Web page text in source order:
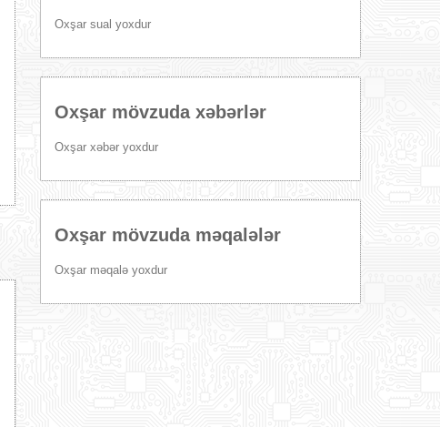
Oxşar sual yoxdur
Oxşar mövzuda xəbərlər
Oxşar xəbər yoxdur
Oxşar mövzuda məqalələr
Oxşar məqalə yoxdur